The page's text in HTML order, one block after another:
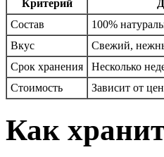
Критерий
Состав
100%
Вкус
Свежий,
Срок хранения
Несколько
Стоимость
Зависит от
Как